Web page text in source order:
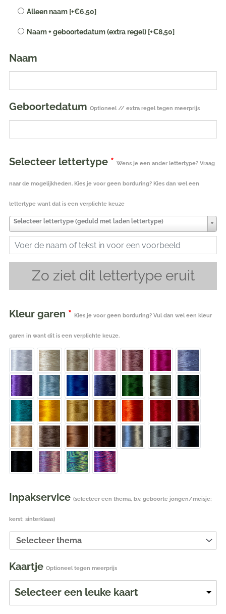
Alleen naam [+€6,50]
Naam + geboortedatum (extra regel) [+€8,50]
Naam
Geboortedatum Optioneel // extra regel tegen meerprijs
Selecteer lettertype * Wens je een ander lettertype? Vraag
naar de mogelijkheden. Kies je voor geen borduring? Kies dan wel een
lettertype want dat is een verplichte keuze
Selecteer lettertype (geduld met laden lettertype)
Zo ziet dit lettertype eruit
Kleur garen * Kies je voor geen borduring? Vul dan wel een kleur
garen in want dit is een verplichte keuze.
Inpakservice (selecteer een thema, b.v. geboorte jongen/meisje;
kerst; sinterklaas)
Kaartje Optioneel tegen meerprijs
Selecteer een leuke kaart
geborduurd
cm
ivory